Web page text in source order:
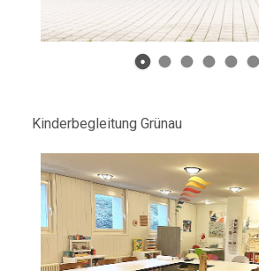
Kinderbegleitung Grünau